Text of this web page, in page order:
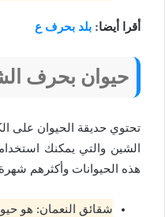
أقرا أيضا: بلد بحرف ع
حيوان بحرف
تحتوي حديقة الحيوان على
الشين والتي يمكنك
هذه الحيوانات وأكثرهم
شقائق النعمان: هو